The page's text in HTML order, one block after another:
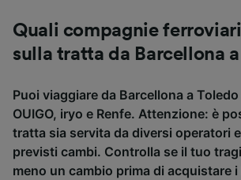
Quali compagnie
sulla tratta da Barcellona
Puoi viaggiare da Barcellona a
OUIGO, iryo e Renfe. Attenzione: è
tratta sia servita da diversi operatori
previsti cambi. Controlla se il tuo
meno un cambio prima di acquistare